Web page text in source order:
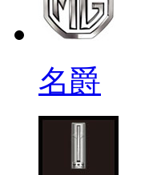
名爵